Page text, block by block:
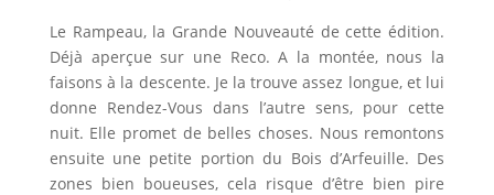
Le Rampeau, la Grande Nouveauté de cette édition.
Déjà aperçue sur une Reco. A la montée, nous la
faisons à la descente. Je la trouve assez longue, et lui
donne Rendez-Vous dans l’autre sens, pour cette
nuit. Elle promet de belles choses. Nous remontons
ensuite une petite portion du Bois d’Arfeuille. Des
zones bien boueuses, cela risque d’être bien pire